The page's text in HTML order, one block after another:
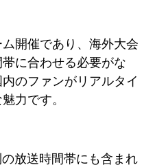
開催であり、海外大会
に合わせる必要がな
のファンがリアルタイ
力です。
放送時間帯にも含まれ